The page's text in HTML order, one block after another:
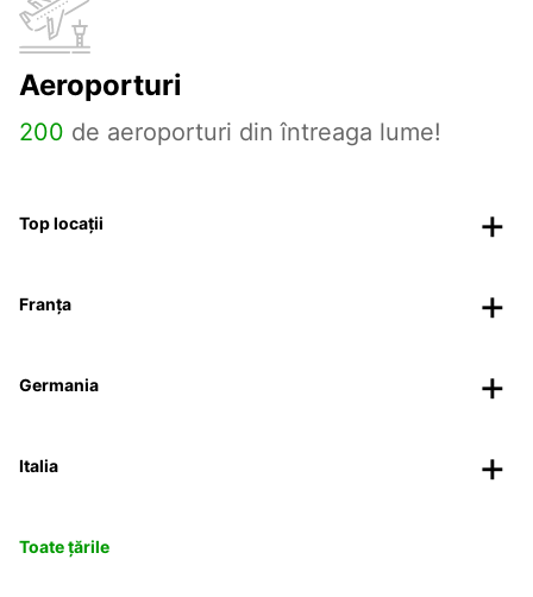
Aeroporturi
200 de aeroporturi din întreaga lume!
Top locații
Franța
Germania
Italia
Toate țările